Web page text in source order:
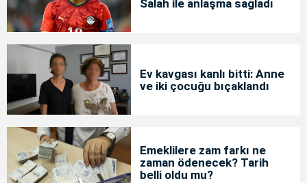
Salah ile anlaşma sağladı
Ev kavgası kanlı bitti: Anne
ve iki çocuğu bıçaklandı
Emeklilere zam farkı ne
zaman ödenecek? Tarih
belli oldu mu?